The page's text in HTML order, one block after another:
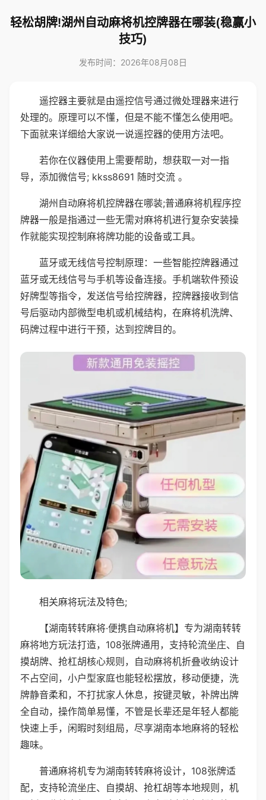
轻松胡牌!湖州自动麻将机控牌器在哪装(稳赢小
技巧)
发布时间：2026年08月08日
遥控器主要就是由遥控信号通过微处理器来进行
处理的。原理可以不懂，但是不能不懂怎么使用吧。
下面就来详细给大家说一说遥控器的使用方法吧。
若你在仪器使用上需要帮助，想获取一对一指
导，添加微信号; kkss8691 随时交流 。
湖州自动麻将机控牌器在哪装;普通麻将机程序控
牌器一般是指通过一些无需对麻将机进行复杂安装操
作就能实现控制麻将牌功能的设备或工具。
蓝牙或无线信号控制原理：一些智能控牌器通过
蓝牙或无线信号与手机等设备连接。手机端软件预设
好牌型等指令，发送信号给控牌器，控牌器接收到信
号后驱动内部微型电机或机械结构，在麻将机洗牌、
码牌过程中进行干预，达到控牌目的。
相关麻将玩法及特色;
【湖南转转麻将·便携自动麻将机】专为湖南转转
麻将地方玩法打造，108张牌通用，支持轮流坐庄、自
摸胡牌、抢杠胡核心规则，自动麻将机折叠收纳设计
不占空间，小户型家庭也能轻松摆放，移动便捷，洗
牌静音柔和，不打扰家人休息，按键灵敏，补牌出牌
全自动，操作简单易懂，不管是长辈还是年轻人都能
快速上手，闲暇时刻组局，尽享湖南本地麻将的轻松
趣味。
普通麻将机专为湖南转转麻将设计，108张牌适
配，支持轮流坐庄、自摸胡、抢杠胡等本地规则，机